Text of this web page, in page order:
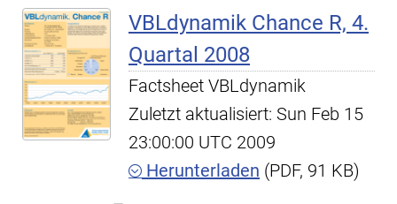
VBLdynamik Chance R, 4.
Quartal 2008
Factsheet VBLdynamik
Zuletzt aktualisiert: Sun Feb 15
23:00:00 UTC 2009
Herunterladen (PDF, 91 KB)